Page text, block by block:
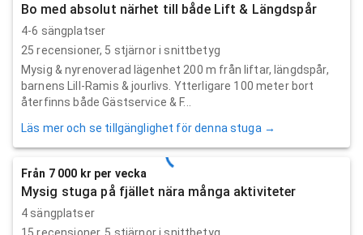
Bo med absolut närhet till både Lift & Längdspår
4-6 sängplatser
25 recensioner, 5 stjärnor i snittbetyg
Mysig & nyrenoverad lägenhet 200 m från liftar, längdspår,
barnens Lill-Ramis & jourlivs. Ytterligare 100 meter bort
återfinns både Gästservice & F...
Läs mer och se tillgänglighet för denna stuga →
Från 7 000 kr per vecka
Mysig stuga på fjället nära många aktiviteter
4 sängplatser
15 recensioner, 5 stjärnor i snittbetyg